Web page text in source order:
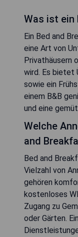
Was ist ein
Ein Bed and
eine Art von
Privathäusern
wird. Es bietet
sowie ein
einem B&B
und eine
Welche
and
Bed and
Vielzahl von
gehören
kostenloses
Zugang zu
oder Gärten.